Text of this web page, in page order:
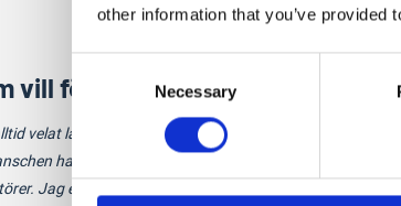
other information that you’ve
Selection
Necessary
vill förändra
velat laga god mat med hög kvalité, mina 18 år
har gjort att jag har byggt upp goda relationer
Jag erbjuder goda och prisvänliga lunchlådor till